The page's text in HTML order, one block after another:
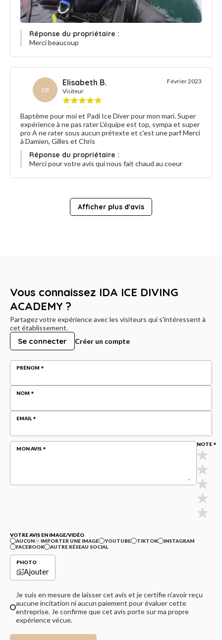
Réponse du propriétaire :
Merci beaucoup
EB
Elisabeth B.
Visiteur
Février 2023
Baptême pour moi et Padi Ice Diver pour mon mari. Super
expérience à ne pas rater L'équipe est top, sympa et super
pro A ne rater sous aucun prétexte et c'est une parf Merci
à Damien, Gilles et Chris
Réponse du propriétaire :
Merci pour votre avis qui nous fait chaud au coeur
Afficher plus d'avis
Vous connaissez IDA ICE DIVING
ACADEMY ?
Partagez votre expérience avec les visiteurs qui s'intéressent à
cet établissement.
Se connecter Créer un compte
PRÉNOM
NOM
EMAIL
MON AVIS
NOTE
VOTRE AVIS EN IMAGE/VIDÉO
AUCUN
IMPORTER UNE IMAGE YOUTUBE TIKTOK
INSTAGRAM
FACEBOOK
AUTRE RÉSEAU SOCIAL
PHOTO
Ajouter
Je suis en mesure de laisser cet avis et je certifie n'avoir reçu
aucune incitation ni aucun paiement pour évaluer cette
entreprise. Je confirme que cet avis porte sur ma propre
expérience vécue.